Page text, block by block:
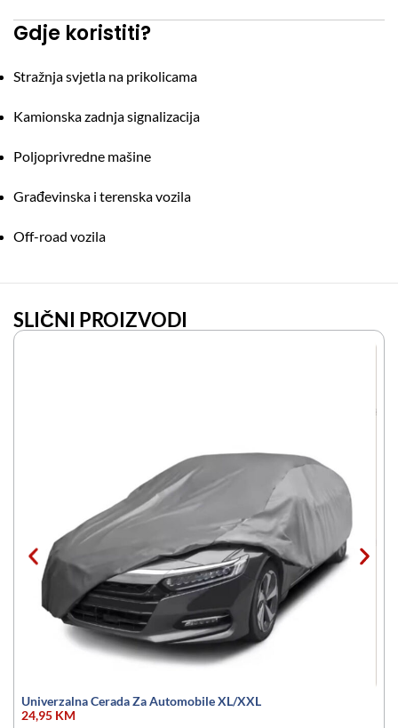
Gdje koristiti?
Stražnja svjetla na prikolicama
Kamionska zadnja signalizacija
Poljoprivredne mašine
Građevinska i terenska vozila
Off-road vozila
SLIČNI PROIZVODI
Univerzalna Cerada Za Automobile XL/XXL
24,95 KM